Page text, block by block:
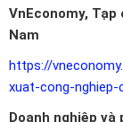
VnEconomy,
Nam
https://
xuat-cong-nghiep-
Doanh nghiệp